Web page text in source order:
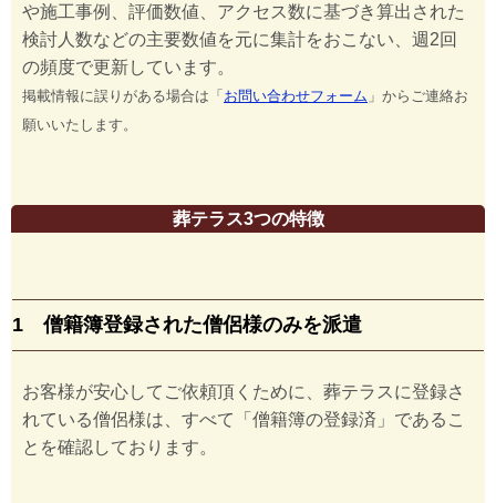
や施工事例、評価数値、アクセス数に基づき算出された
検討人数などの主要数値を元に集計をおこない、週2回
の頻度で更新しています。
掲載情報に誤りがある場合は「お問い合わせフォーム 」からご連絡お
願いいたします。
葬テラス3つの特徴
1 僧籍簿登録された僧侶様のみを派遣
お客様が安心してご依頼頂くために、葬テラスに登録さ
れている僧侶様は、すべて「僧籍簿の登録済」であるこ
とを確認しております。